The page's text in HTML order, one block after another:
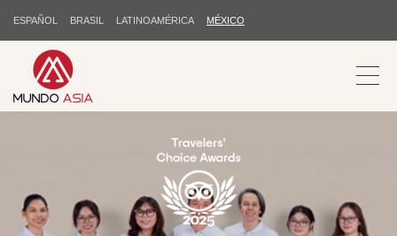
ESPAÑOL BRASIL LATINOAMÉRICA MÉXICO